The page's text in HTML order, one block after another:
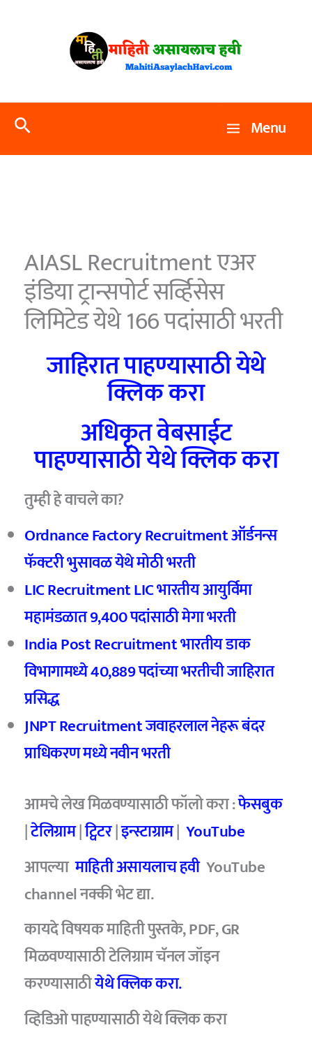
Search Menu
AIASL Recruitment एअर
इंडिया ट्रान्सपोर्ट सर्व्हिसेस
लिमिटेड येथे 166 पदांसाठी भरती
जाहिरात पाहण्यासाठी येथे
क्लिक करा
अधिकृत वेबसाईट
पाहण्यासाठी येथे क्लिक करा
तुम्ही हे वाचले का?
Ordnance Factory Recruitment ऑर्डनन्स
फॅक्टरी भुसावळ येथे मोठी भरती
LIC Recruitment LIC भारतीय आयुर्विमा
महामंडळात 9,400 पदांसाठी मेगा भरती
India Post Recruitment भारतीय डाक
विभागामध्ये 40,889 पदांच्या भरतीची जाहिरात
प्रसिद्ध
JNPT Recruitment जवाहरलाल नेहरू बंदर
प्राधिकरण मध्ये नवीन भरती
आमचे लेख मिळवण्यासाठी फॉलो करा :फेसबुक
|टेलिग्राम|ट्विटर|इन्स्टाग्राम| YouTube
आपल्यामाहिती असायलाच हवी YouTube
channel नक्की भेट द्या.
कायदे विषयक माहिती पुस्तके, PDF, GR
मिळवण्यासाठी टेलिग्राम चॅनल जॉइन
करण्यासाठीयेथे क्लिक करा.
व्हिडिओ पाहण्यासाठी येथे क्लिक करा